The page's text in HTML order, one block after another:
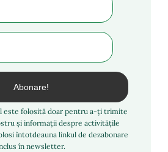
este folosită doar pentru a-ți trimite
și informații despre activitățile
întotdeauna linkul de dezabonare
în newsletter.